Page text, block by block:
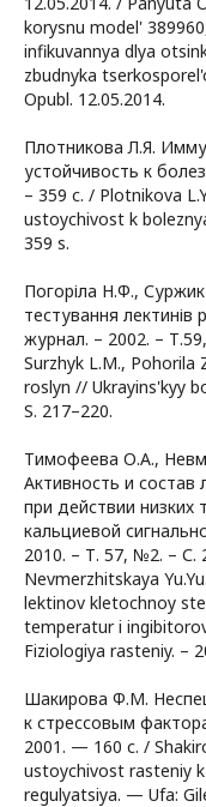
korysnu model'
infikuvannya dlya
zbudnyka
Opubl. 12.05.2014.
Плотникова Л.Я.
устойчивость к
– 359 с. / Plotnikova
ustoychivost k
359 s.
Погоріла Н.Ф.,
тестування лектинів
журнал. – 2002. –
Surzhyk L.M., Pohorila
roslyn // Ukrayins'kyy
S. 217–220.
Тимофеева О.А.,
Активность и состав
при действии низких
кальциевой
2010. – Т. 57, №2. – С.
Nevmerzhitskaya
lektinov kletochnoy
temperatur i
Fiziologiya rasteniy. –
Шакирова Ф.М.
к стрессовым
2001. — 160 с. /
ustoychivost rasteniy
regulyatsiya. — Ufa: